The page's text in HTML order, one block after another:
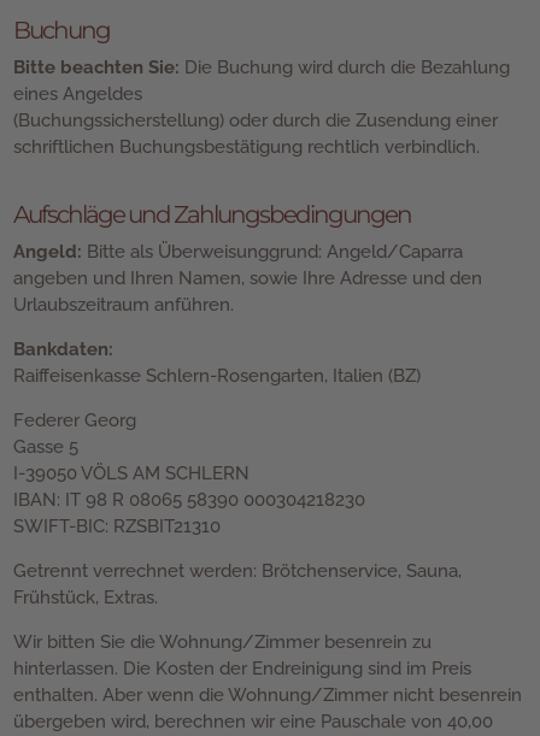
Buchung
Bitte beachten Sie: Die Buchung wird durch die Bezahlung
eines Angeldes
(Buchungssicherstellung) oder durch die Zusendung einer
schriftlichen Buchungsbestätigung rechtlich verbindlich.
Aufschläge und Zahlungsbedingungen
Angeld: Bitte als Überweisunggrund: Angeld/Caparra
angeben und Ihren Namen, sowie Ihre Adresse und den
Urlaubszeitraum anführen.
Bankdaten:
Raiffeisenkasse Schlern-Rosengarten, Italien (BZ)
Federer Georg
Gasse 5
I-39050 VÖLS AM SCHLERN
IBAN: IT 98 R 08065 58390 000304218230
SWIFT-BIC: RZSBIT21310
Getrennt verrechnet werden: Brötchenservice, Sauna,
Frühstück, Extras.
Wir bitten Sie die Wohnung/Zimmer besenrein zu
hinterlassen. Die Kosten der Endreinigung sind im Preis
enthalten. Aber wenn die Wohnung/Zimmer nicht besenrein
übergeben wird, berechnen wir eine Pauschale von 40,00